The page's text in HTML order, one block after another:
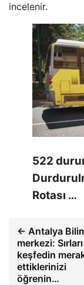
incelenir.
522
Rotası …
← Antalya
merkezi: Sırları
keşfedin
ettiklerinizi
öğrenin…